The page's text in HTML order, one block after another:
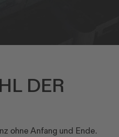
DER
ohne Anfang und Ende.